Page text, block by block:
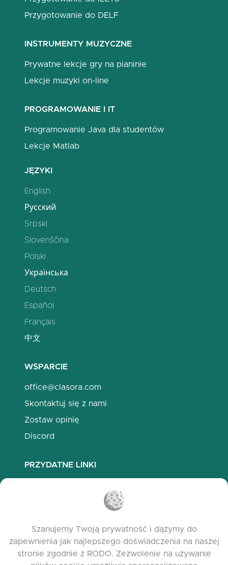
Przygotowanie do DELF
INSTRUMENTY MUZYCZNE
Prywatne lekcje gry na pianinie
Lekcje muzyki on-line
PROGRAMOWANIE I IT
Programowanie Java dla studentów
Lekcje Matlab
JĘZYKI
English
Русский
Srpski
Slovenščina
Polski
Українська
Deutsch
Español
Français
中文
WSPARCIE
office@clasora.com
Skontaktuj się z nami
Zostaw opinię
Discord
PRZYDATNE LINKI
Warunki korzystania
Release Notes
Szanujemy Twoją prywatność i dążymy do
zapewnienia jak najlepszego doświadczenia na naszej
stronie zgodnie z RODO. Zezwolenie na używanie